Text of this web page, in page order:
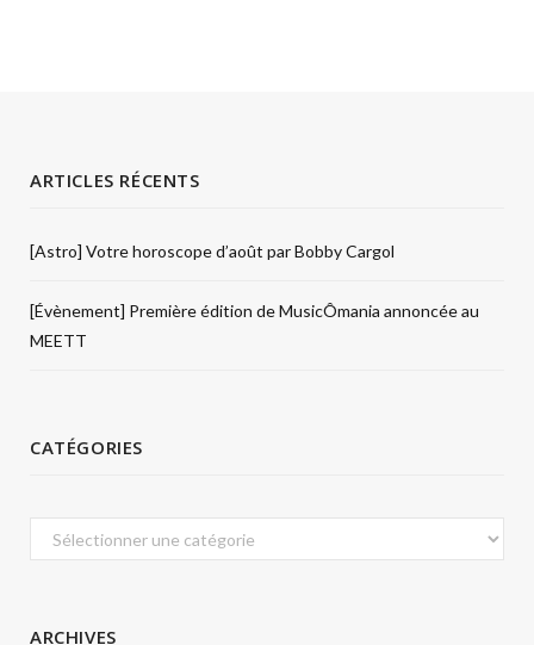
ARTICLES RÉCENTS
[Astro] Votre horoscope d’août par Bobby Cargol
[Évènement] Première édition de MusicÔmania annoncée au
MEETT
CATÉGORIES
Catégories
ARCHIVES